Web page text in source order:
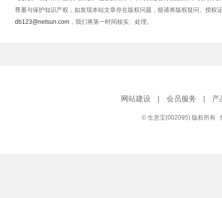
尊重与保护知识产权，如发现本站文章存在版权问题，烦请将版权疑问、授权
db123@netsun.com ，我们将第一时间核实、处理。
网站建设 | 会员服务 | 产
© 生意宝(002095) 版权所有